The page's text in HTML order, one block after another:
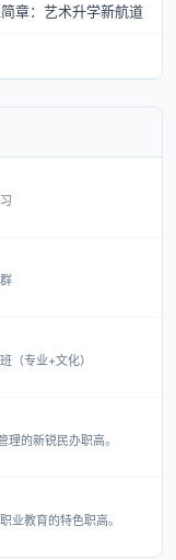
章：艺术升学新航道
（专业+文化）
理的新锐民办职高。
业教育的特色职高。